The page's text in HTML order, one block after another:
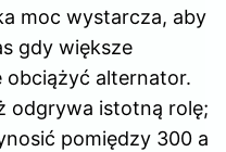
moc wystarcza, aby
gdy większe
obciążyć alternator.
odgrywa istotną rolę;
pomiędzy 300 a